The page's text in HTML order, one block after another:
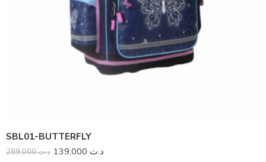
SBL01-BUTTERFLY
د.ت289,000 د.ت